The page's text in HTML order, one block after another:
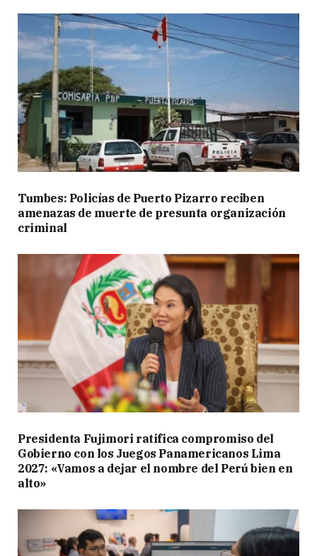
Tumbes: Policías de Puerto Pizarro reciben
amenazas de muerte de presunta organización
criminal
Presidenta Fujimori ratifica compromiso del
Gobierno con los Juegos Panamericanos Lima
2027: «Vamos a dejar el nombre del Perú bien en
alto»